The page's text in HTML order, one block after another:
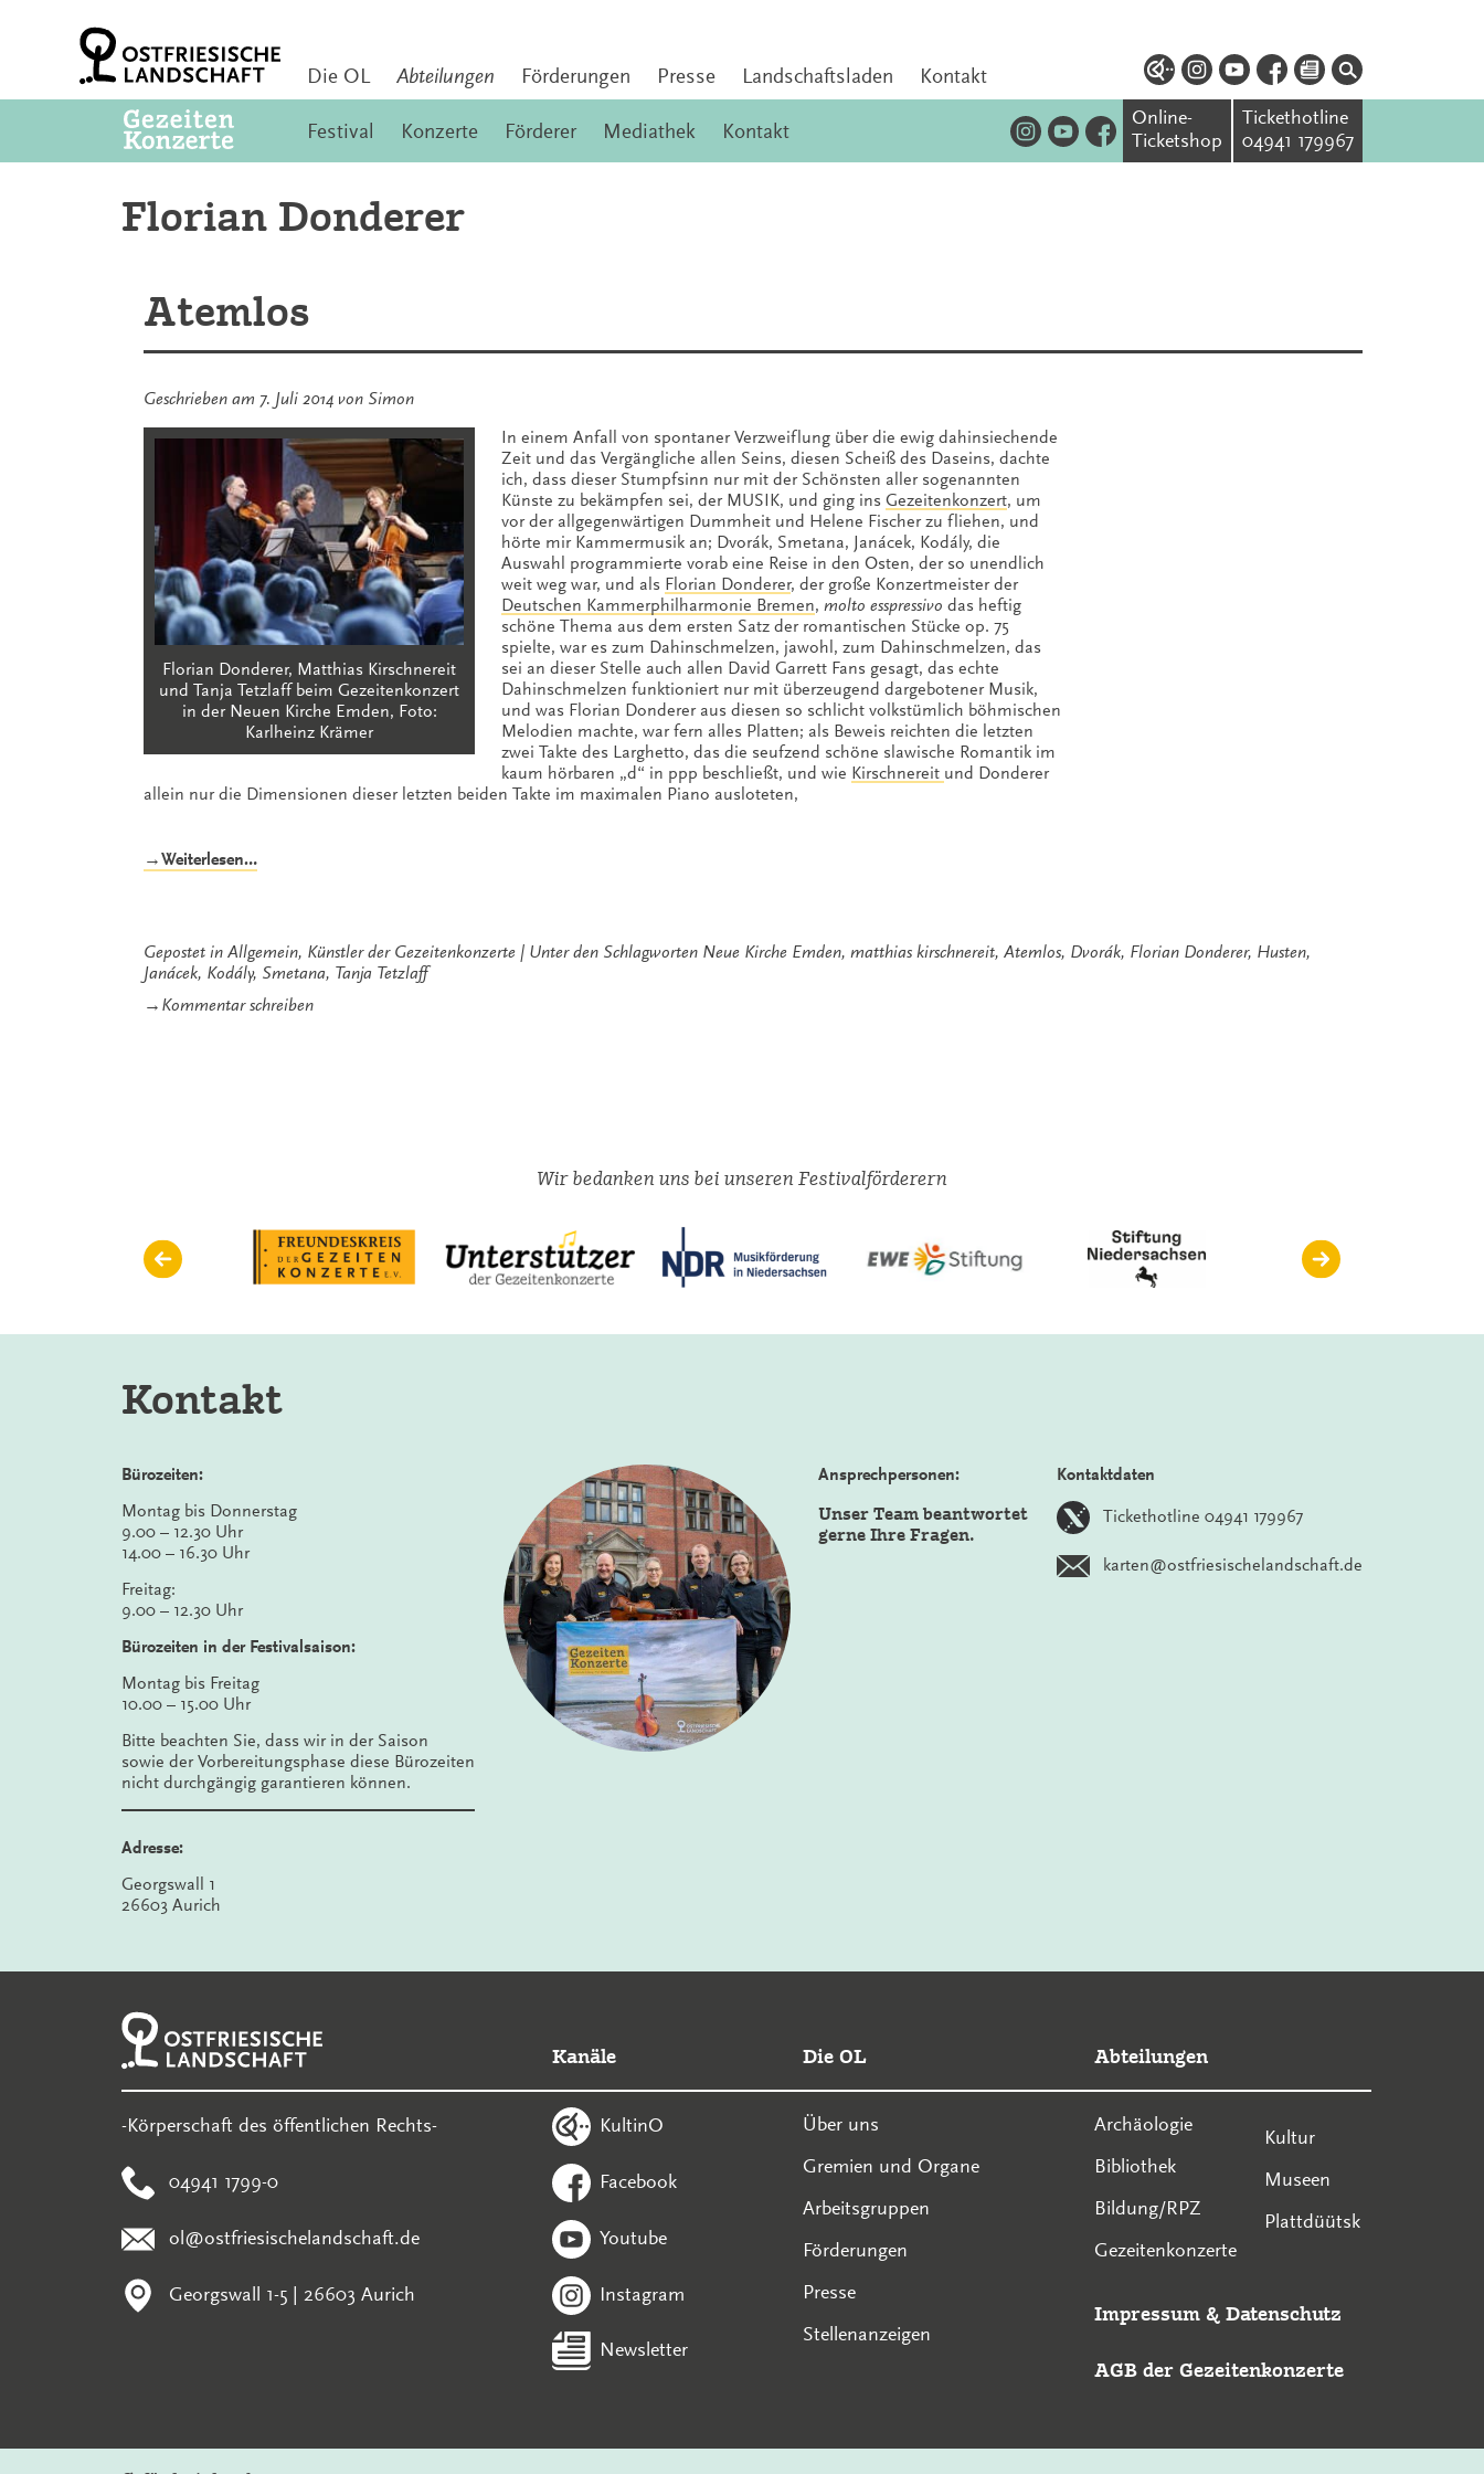
Die OL Abteilungen Förderungen Presse Landschaftsladen Kontakt
Festival Konzerte Förderer Mediathek Kontakt
Online-
Ticketshop
Tickethotline
04941 179967
Florian Donderer
Atemlos
Geschrieben am 7. Juli 2014 von Simon
Florian Donderer, Matthias Kirschnereit
und Tanja Tetzlaff beim Gezeitenkonzert
in der Neuen Kirche Emden, Foto:
Karlheinz Krämer
In einem Anfall von spontaner Verzweiflung über die ewig dahinsiechende
Zeit und das Vergängliche allen Seins, diesen Scheiß des Daseins, dachte
ich, dass dieser Stumpfsinn nur mit der Schönsten aller sogenannten
Künste zu bekämpfen sei, der MUSIK, und ging ins Gezeitenkonzert, um
vor der allgegenwärtigen Dummheit und Helene Fischer zu fliehen, und
hörte mir Kammermusik an; Dvorák, Smetana, Janácek, Kodály, die
Auswahl programmierte vorab eine Reise in den Osten, der so unendlich
weit weg war, und als Florian Donderer, der große Konzertmeister der
Deutschen Kammerphilharmonie Bremen, molto esspressivo das heftig
schöne Thema aus dem ersten Satz der romantischen Stücke op. 75
spielte, war es zum Dahinschmelzen, jawohl, zum Dahinschmelzen, das
sei an dieser Stelle auch allen David Garrett Fans gesagt, das echte
Dahinschmelzen funktioniert nur mit überzeugend dargebotener Musik,
und was Florian Donderer aus diesen so schlicht volkstümlich böhmischen
Melodien machte, war fern alles Platten; als Beweis reichten die letzten
zwei Takte des Larghetto, das die seufzend schöne slawische Romantik im
kaum hörbaren „d“ in ppp beschließt, und wie Kirschnereit und Donderer
allein nur die Dimensionen dieser letzten beiden Takte im maximalen Piano ausloteten,
→Weiterlesen…„Atemlos“
Gepostet in Allgemein, Künstler der Gezeitenkonzerte Unter den Schlagworten Neue Kirche Emden, matthias kirschnereit, Atemlos, Dvorák, Florian Donderer, Husten,
Janácek, Kodály, Smetana, Tanja Tetzlaff
→ Kommentar schreibenzu
Wir bedanken uns bei unseren Festivalförderern
Kontakt
Bürozeiten:
Montag bis Donnerstag
9.00 – 12.30 Uhr
14.00 – 16.30 Uhr
Freitag:
9.00 – 12.30 Uhr
Bürozeiten in der Festivalsaison:
Montag bis Freitag
10.00 – 15.00 Uhr
Bitte beachten Sie, dass wir in der Saison
sowie der Vorbereitungsphase diese Bürozeiten
nicht durchgängig garantieren können.
Adresse:
Georgswall 1
26603 Aurich
Ansprechpersonen:
Unser Team beantwortet
gerne Ihre Fragen.
Kontaktdaten
Tickethotline 04941 179967
karten@ostfriesischelandschaft.de
-Körperschaft des öffentlichen Rechts-
04941 1799-0
ol@ostfriesischelandschaft.de
Georgswall 1-5 | 26603 Aurich
Kanäle
KultinO
Facebook
Youtube
Instagram
Newsletter
Die OL
Über uns
Gremien und Organe
Arbeitsgruppen
Förderungen
Presse
Stellenanzeigen
Abteilungen
Archäologie
Bibliothek
Bildung/RPZ
Gezeitenkonzerte
Kultur
Museen
Plattdüütsk
Impressum & Datenschutz
AGB der Gezeitenkonzerte